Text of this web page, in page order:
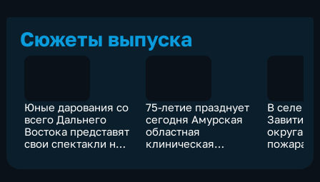
Сюжеты выпуска
Юные дарования со
всего Дальнего
Востока представят
свои спектакли на
75-летие празднует
сегодня Амурская
областная
клиническая
В селе
округа
пожара